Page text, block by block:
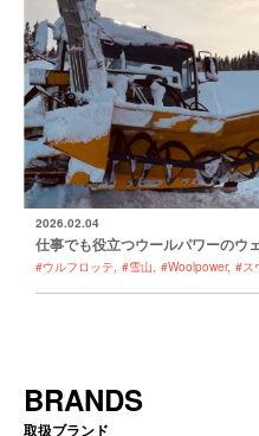
2026.02.04
仕事でも役立つウールパワーのウ
#ウルフロッテ #雪山 #Woolpower #ス
BRANDS
取扱ブランド